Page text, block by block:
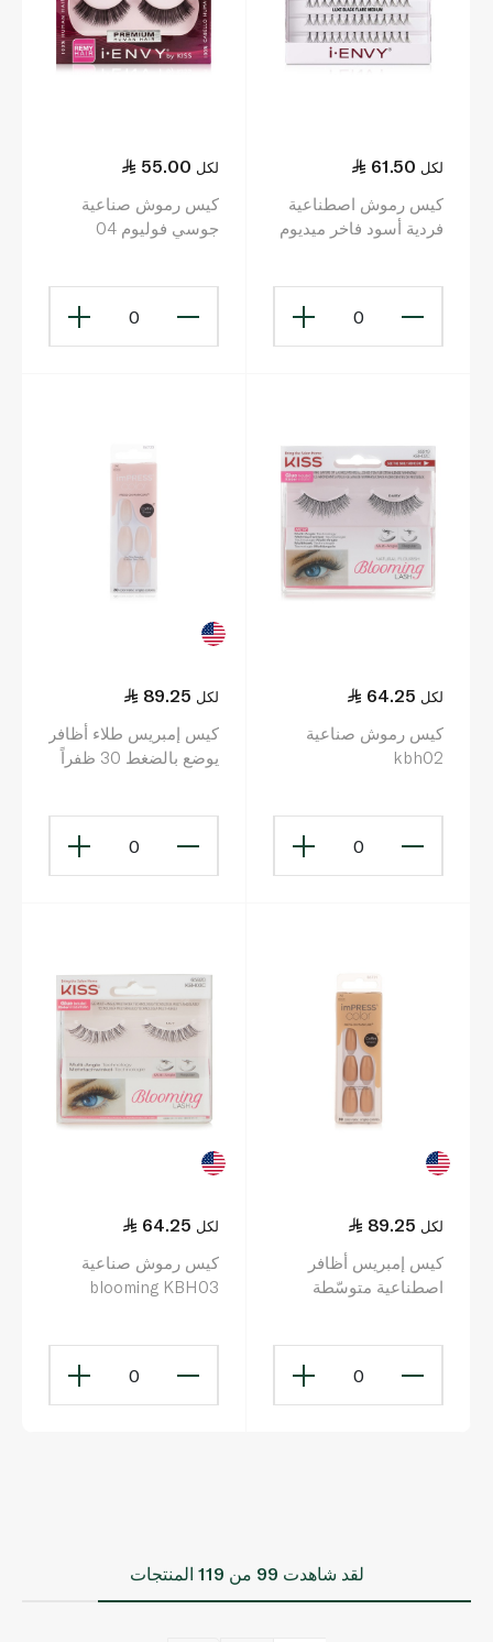
61.50 لكل
كيس رموش اصطناعية
فردية أسود فاخر ميديوم
0
55.00 لكل
كيس رموش صناعية
جوسي فوليوم 04
0
64.25 لكل
كيس رموش صناعية
kbh02
0
89.25 لكل
كيس إمبريس طلاء أظافر
يوضع بالضغط 30 ظفراً
0
89.25 لكل
كيس إمبريس أظافر
اصطناعية متوسّطة
0
64.25 لكل
كيس رموش صناعية
blooming KBH03
0
لقد شاهدت 99 من 119 المنتجات